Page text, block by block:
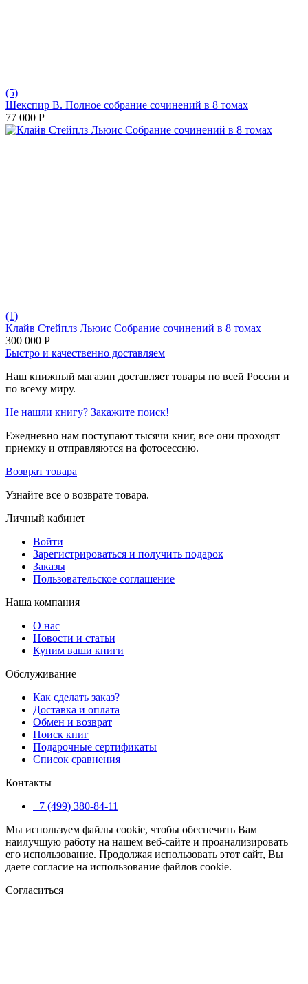
(5)
Шекспир В. Полное собрание сочинений в 8 томах
77 000 Р
(1)
Клайв Стейплз Льюис Собрание сочинений в 8 томах
300 000 Р
Быстро и качественно доставляем
Наш книжный магазин доставляет товары по всей России и
по всему миру.
Не нашли книгу? Закажите поиск!
Ежедневно нам поступают тысячи книг, все они проходят
приемку и отправляются на фотосессию.
Возврат товара
Узнайте все о возврате товара.
Личный кабинет
Войти
Зарегистрироваться и получить подарок
Заказы
Пользовательское соглашение
Наша компания
О нас
Новости и статьи
Купим ваши книги
Обслуживание
Как сделать заказ?
Доставка и оплата
Обмен и возврат
Поиск книг
Подарочные сертификаты
Список сравнения
Контакты
+7 (499) 380-84-11
Мы используем файлы cookie, чтобы обеспечить Вам
наилучшую работу на нашем веб-сайте и проанализировать
его использование. Продолжая использовать этот сайт, Вы
даете согласие на использование файлов cookie.
Согласиться